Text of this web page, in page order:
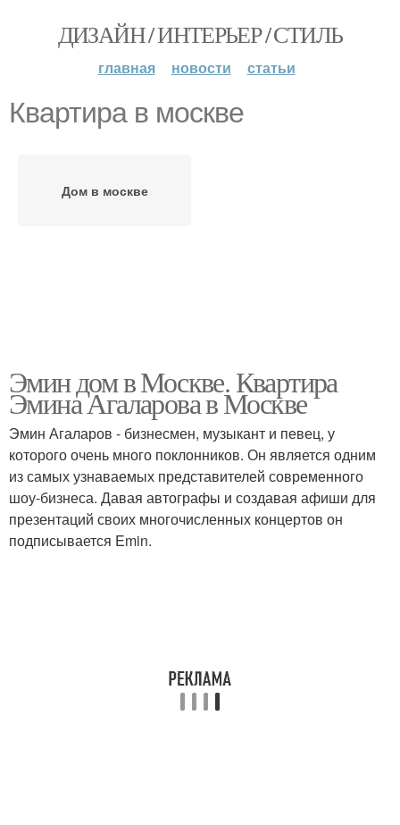
ДИЗАЙН / ИНТЕРЬЕР / СТИЛЬ
главная новости статьи
Квартира в москве
Дом в москве
Эмин дом в Москве. Квартира
Эмина Агаларова в Москве
Эмин Агаларов - бизнесмен, музыкант и певец, у
которого очень много поклонников. Он является одним
из самых узнаваемых представителей современного
шоу-бизнеса. Давая автографы и создавая афиши для
презентаций своих многочисленных концертов он
подписывается Emin.